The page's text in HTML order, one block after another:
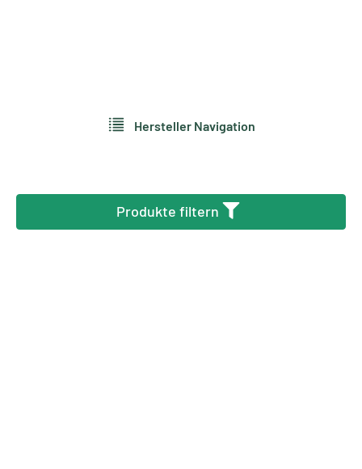
Hersteller Navigation
Produkte filtern